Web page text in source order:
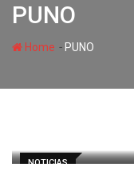
PUNO
Home - PUNO
NOTICIAS